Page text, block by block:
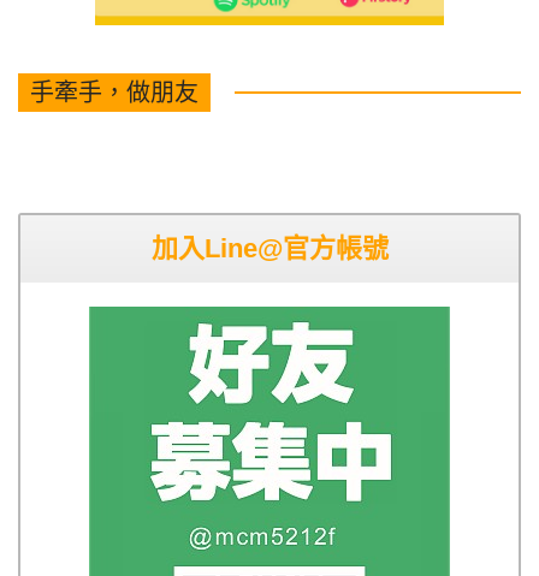
手牽手，做朋友
加入Line@官方帳號